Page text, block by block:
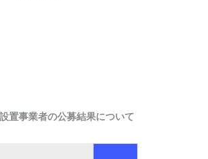
置事業者の公募結果について